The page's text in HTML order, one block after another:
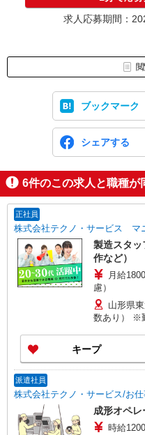
求人応募期間：
ブックマーク
シェアする
6件のこの求人と職種が
正社員
株式会社テクノ・サービス マ
製造スタッ
作など）
月給
慮）
山形県
数あり） ※
（転勤なし）
キープ
派遣社員
株式会社テクノ・サービス/お
成形オペ
時給